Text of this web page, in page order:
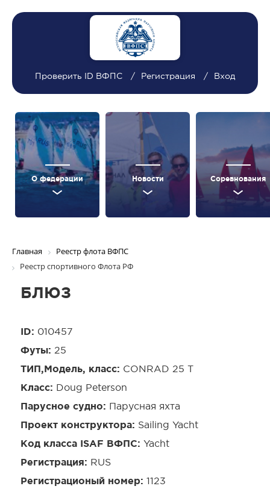
Проверить ID ВФПС Регистрация Вход
О федерации Новости Соревнования
Главная
Реестр флота ВФПС
Реестр спортивного Флота РФ
БЛЮЗ
ID: 010457
Футы: 25
ТИП,Модель, класс: CONRAD 25 Т
Класс: Doug Peterson
Парусное судно: Парусная яхта
Проект конструктора: Sailing Yacht
Код класса ISAF ВФПС: Yacht
Регистрация: RUS
Регистрационый номер: 1123